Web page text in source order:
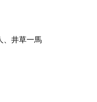
、井草一馬